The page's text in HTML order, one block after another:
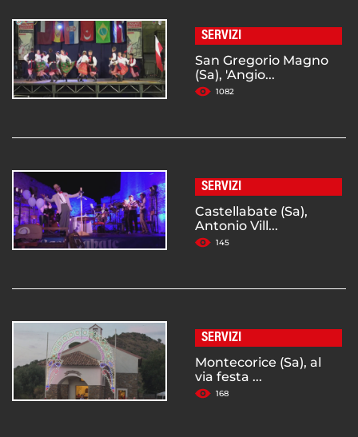
SERVIZI
San Gregorio Magno
(Sa), 'Angio...
1082
SERVIZI
Castellabate (Sa),
Antonio Vill...
145
SERVIZI
Montecorice (Sa), al
via festa ...
168